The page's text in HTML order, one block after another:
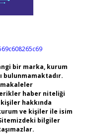
bir marka, kurum
bulunmamaktadır.
makaleler
haber niteliği
hakkında
ve kişiler ile isim
bilgiler